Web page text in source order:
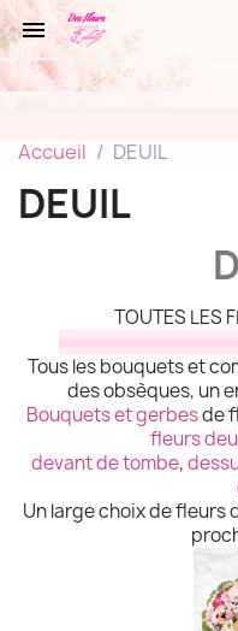

Accueil DEUIL
DEUIL
TOUTES LES
Tous les bouquets et
des obsèques, un
Bouquets et gerbesde
fleurs
devant de tombe,
Un large choix de fleurs